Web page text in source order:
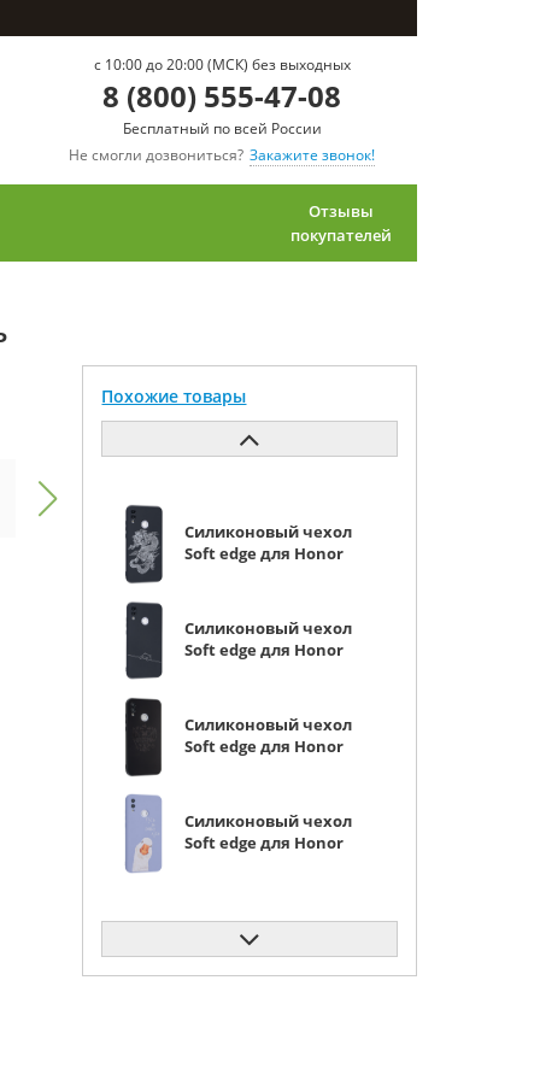
c 10:00 до 20:00 (МСК) без выходных
8 (800) 555-47-08
Бесплатный по всей России
Не смогли дозвониться? Закажите звонок!
Отзывы
покупателей
Похожие товары
Силиконовый чехол
Soft edge для Honor
Силиконовый чехол
Soft edge для Honor
Силиконовый чехол
Soft edge для Honor
Силиконовый чехол
Soft edge для Honor
Силиконовый чехол
Soft edge для Honor
10 Lite фазы луны